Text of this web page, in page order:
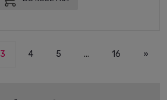
3 4 5 ... 16 »